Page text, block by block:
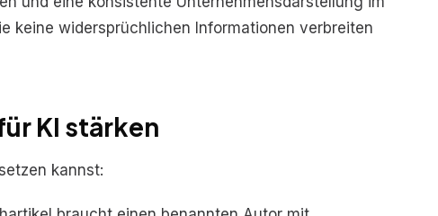
keine widersprüchlichen Informationen verbreiten
KI stärken
kannst: